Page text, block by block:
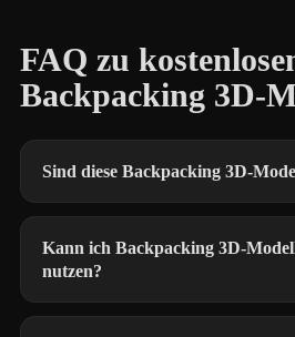
FAQ zu
Backpacking 3D-
Sind diese Backpacking 3D-
Kann ich Backpacking 3D-
nutzen?